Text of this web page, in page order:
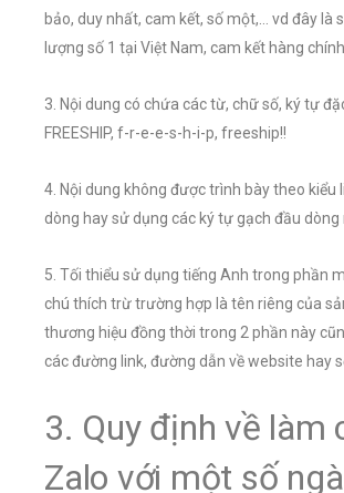
bảo, duy nhất, cam kết, số một,… vd đây là
lượng số 1 tại Việt Nam, cam kết hàng
3. Nội dung có chứa các từ, chữ số, ký tự
FREESHIP, f-r-e-e-s-h-i-p, freeship!!
4. Nội dung không được trình bày theo kiểu
dòng hay sử dụng các ký tự gạch đầu dòng
5. Tối thiểu sử dụng tiếng Anh trong phần
chú thích trừ trường hợp là tên riêng của
thương hiệu đồng thời trong 2 phần này
các đường link, đường dẫn về website hay
3. Quy định về làm
Zalo với một số